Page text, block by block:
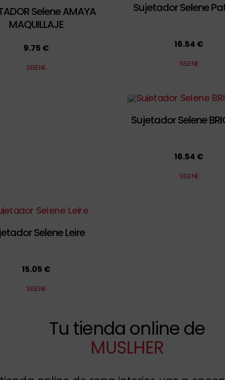
Selene AMAYA
MAQUILLAJE
9.75 €
SELENE
Sujetador Selene
16.54 €
SELENE
Sujetador Selene
16.54 €
SELENE
Selene Leire
15.05 €
SELENE
Tu tienda online de
MUSLHER